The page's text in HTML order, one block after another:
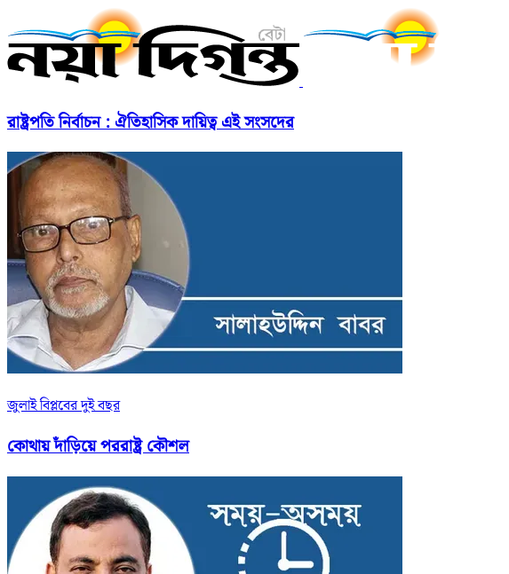
রাষ্ট্রপতি নির্বাচন : ঐতিহাসিক দায়িত্ব এই সংসদের
জুলাই বিপ্লবের দুই বছর
কোথায় দাঁড়িয়ে পররাষ্ট্র কৌশল